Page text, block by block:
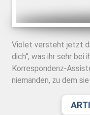
Violet versteht jetzt
dich“, was ihr sehr bei
Korrespondenz-
niemanden, zu dem